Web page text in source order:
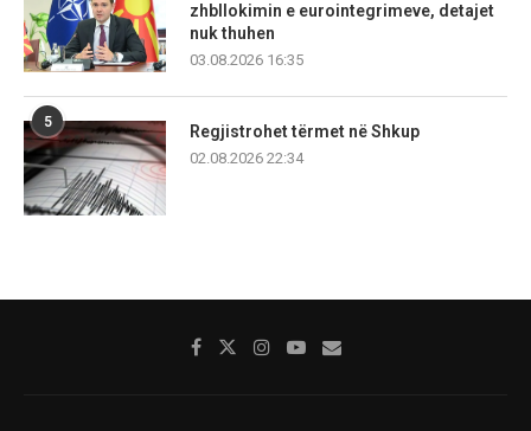
zhbllokimin e eurointegrimeve, detajet
nuk thuhen
03.08.2026 16:35
5
Regjistrohet tërmet në Shkup
02.08.2026 22:34